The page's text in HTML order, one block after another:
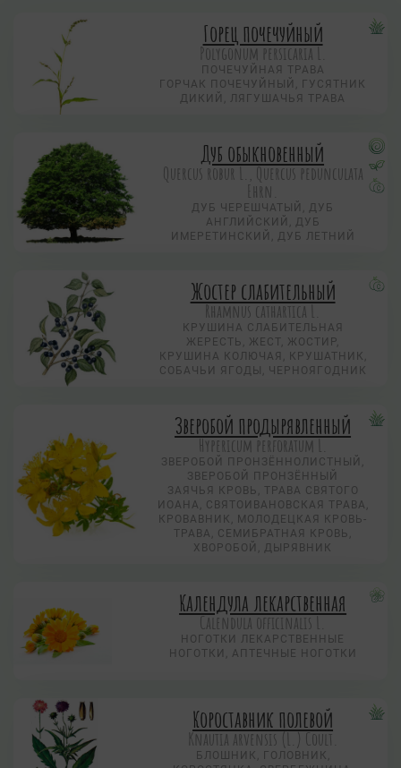
Горец почечуйный
Polygonum persicaria L.
ПОЧЕЧУЙНАЯ ТРАВА
ГОРЧАК ПОЧЕЧУЙНЫЙ, ГУСЯТНИК
ДИКИЙ, ЛЯГУШАЧЬЯ ТРАВА
Дуб обыкновенный
Quercus robur L., Quercus pedunculata
Ehrn.
ДУБ ЧЕРЕШЧАТЫЙ, ДУБ
АНГЛИЙСКИЙ, ДУБ
ИМЕРЕТИНСКИЙ, ДУБ ЛЕТНИЙ
Жостер слабительный
Rhamnus cathartica L.
КРУШИНА СЛАБИТЕЛЬНАЯ
ЖЕРЕСТЬ, ЖЕСТ, ЖОСТИР,
КРУШИНА КОЛЮЧАЯ, КРУШАТНИК,
СОБАЧЬИ ЯГОДЫ, ЧЕРНОЯГОДНИК
Зверобой продырявленный
Hypericum perforatum L.
ЗВЕРОБОЙ ПРОНЗЁННОЛИСТНЫЙ,
ЗВЕРОБОЙ ПРОНЗЁННЫЙ
ЗАЯЧЬЯ КРОВЬ, ТРАВА СВЯТОГО
ИОАНА, СВЯТОИВАНОВСКАЯ ТРАВА,
КРОВАВНИК, МОЛОДЕЦКАЯ КРОВЬ-
ТРАВА, СЕМИБРАТНАЯ КРОВЬ,
ХВОРОБОЙ, ДЫРЯВНИК
Календула лекарственная
Calendula officinalis L.
НОГОТКИ ЛЕКАРСТВЕННЫЕ
НОГОТКИ, АПТЕЧНЫЕ НОГОТКИ
Короставник полевой
Knautia arvensis (L.) Coult.
БЛОШНИК, ГОЛОВНИК,